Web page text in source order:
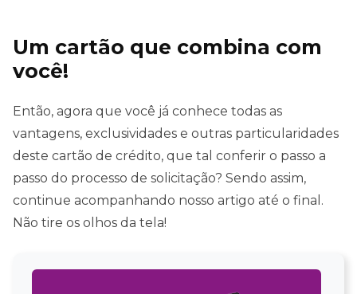
Um cartão que combina com
você!
Então, agora que você já conhece todas as
vantagens, exclusividades e outras particularidades
deste cartão de crédito, que tal conferir o passo a
passo do processo de solicitação? Sendo assim,
continue acompanhando nosso artigo até o final.
Não tire os olhos da tela!